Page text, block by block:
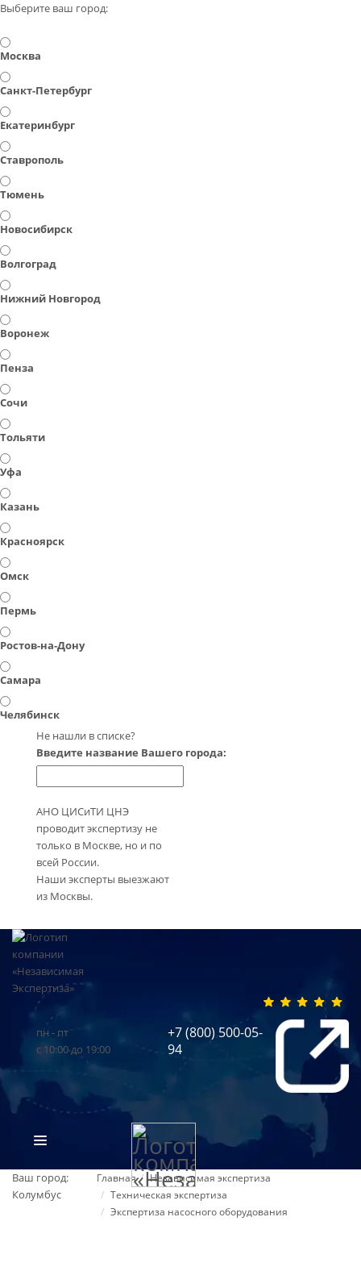
Выберите ваш город:
Москва
Санкт-Петербург
Екатеринбург
Ставрополь
Тюмень
Новосибирск
Волгоград
Нижний Новгород
Воронеж
Пенза
Сочи
Тольяти
Уфа
Казань
Красноярск
Омск
Пермь
Ростов-на-Дону
Самара
Челябинск
Не нашли в списке?
Введите название Вашего города:
АНО ЦИСиТИ ЦНЭ
проводит экспертизу не
только в Москве, но и по
всей России.
Наши эксперты выезжают
из Москвы.
пн - пт
с 10:00 до 19:00
+7 (800) 500-05-
94
Ваш город:
Колумбус
Главная
Независимая экспертиза
Техническая экспертиза
Экспертиза насосного оборудования